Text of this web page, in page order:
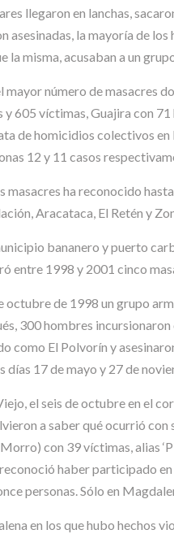
llegaron en lanchas,
asesinadas, la mayoría de
la misma, acusaban a un
mayor número de masacres
y 605 víctimas, Guajira con
de homicidios colectivos
12 y 11 casos
masacres ha reconocido
Aracataca, El Retén y
bananero y puerto
entre 1998 y 2001 cinco
octubre de 1998 un grupo
300 hombres
como El Polvorín y
días 17 de mayo y 27 de
el seis de octubre en el
a saber qué ocurrió
con 39 víctimas, alias
haber participado en
personas. Sólo en
en los que hubo hechos